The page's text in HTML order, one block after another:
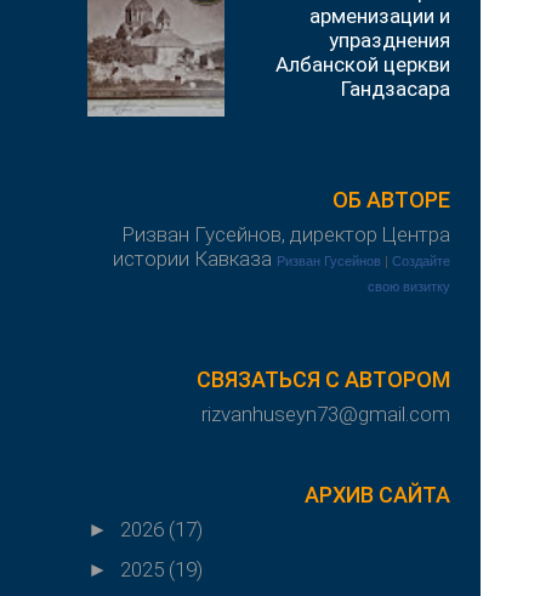
арменизации и
упразднения
Албанской церкви
Гандзасара
ОБ АВТОРЕ
Ризван Гусейнов, директор Центра
истории Кавказа Ризван Гусейнов | Создайте
свою визитку
СВЯЗАТЬСЯ С АВТОРОМ
rizvanhuseyn73@gmail.com
АРХИВ САЙТА
► 2026 (17)
► 2025 (19)